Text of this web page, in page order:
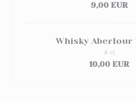
9,00 EUR
Whisky Aberlour
10,00 EUR
4 cl